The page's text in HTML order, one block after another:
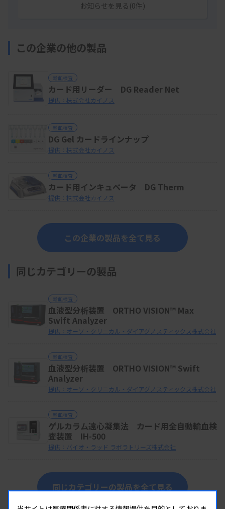
お知らせを見る(0件)
この企業の他の製品
輸血検査
カード用リーダー DG Reader Net
提供：株式会社カイノス
輸血検査
DG Gel カードラインナップ
提供：株式会社カイノス
輸血検査
カード用インキュベータ DG Therm
提供：株式会社カイノス
この企業の製品を全て見る
同じカテゴリーの製品
輸血検査
血液型分析装置 ORTHO VISION™ Max
Swift Analyzer
提供：オーソ・クリニカル・ダイアグノスティックス株式会社
輸血検査
血液型分析装置 ORTHO VISION™ Swift
Analyzer
提供：オーソ・クリニカル・ダイアグノスティックス株式会社
輸血検査
ゲルカラム遠心凝集法 カード用全自動輸血検
査装置 IH-500
提供：バイオ・ラッド ラボラトリーズ株式会社
同じカテゴリーの製品を全て見る